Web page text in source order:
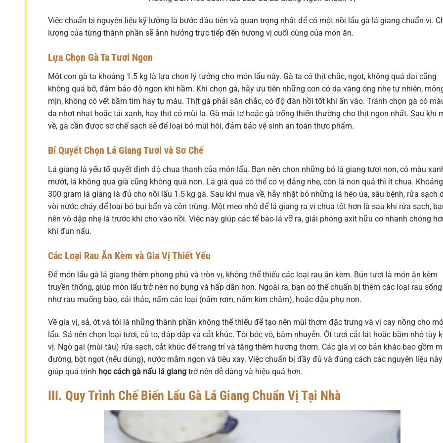
Việc chuẩn bị nguyên liệu kỹ lưỡng là bước đầu tiên và quan trọng nhất để có một nồi lẩu gà lá giang chuẩn vị.
lượng của từng thành phần sẽ ảnh hưởng trực tiếp đến hương vị cuối cùng của món ăn.
Lựa Chọn Gà Ta Tươi Ngon
Một con gà ta khoảng 1.5 kg là lựa chọn lý tưởng cho món lẩu này. Gà ta có thịt chắc, ngọt, không quá dai cũng
không quá bở, đảm bảo độ ngon khi hầm. Khi chọn gà, hãy ưu tiên những con có da vàng óng nhẹ tự nhiên,
mịn, không có vết bầm tím hay tụ máu. Thịt gà phải săn chắc, có độ đàn hồi tốt khi ấn vào. Tránh chọn gà có
da nhợt nhạt hoặc tái xanh, hay thịt có mùi lạ. Gà mái tơ hoặc gà trống thiến thường cho thịt ngon nhất. Sau khi
về, gà cần được sơ chế sạch sẽ để loại bỏ mùi hôi, đảm bảo vệ sinh an toàn thực phẩm.
Bí Quyết Chọn Lá Giang Tươi và Sơ Chế
Lá giang là yếu tố quyết định độ chua thanh của món lẩu. Bạn nên chọn những bó lá giang tươi non, có màu
mướt, lá không quá già cũng không quá non. Lá già quá có thể có vị đắng nhẹ, còn lá non quá thì ít chua. Khoảng
300 gram lá giang là đủ cho nồi lẩu 1.5 kg gà. Sau khi mua về, hãy nhặt bỏ những lá héo úa, sâu bệnh, rửa sạch
vòi nước chảy để loại bỏ bụi bẩn và côn trùng. Một mẹo nhỏ để lá giang ra vị chua tốt hơn là sau khi rửa sạch,
nên vò dập nhẹ lá trước khi cho vào nồi. Việc này giúp các tế bào lá vỡ ra, giải phóng axit hữu cơ nhanh chóng
khi đun nấu.
Các Loại Rau Ăn Kèm và Gia Vị Thiết Yếu
Để món lẩu gà lá giang thêm phong phú và tròn vị, không thể thiếu các loại rau ăn kèm. Bún tươi là món ăn kèm
truyền thống, giúp món lẩu trở nên no bụng và hấp dẫn hơn. Ngoài ra, bạn có thể chuẩn bị thêm các loại rau sống
như rau muống bào, cải thảo, nấm các loại (nấm rơm, nấm kim châm), hoặc đậu phụ non.
Về gia vị, sả, ớt và tỏi là những thành phần không thể thiếu để tạo nên mùi thơm đặc trưng và vị cay nồng cho
lẩu. Sả nên chọn loại tươi, củ to, đập dập và cắt khúc. Tỏi bóc vỏ, băm nhuyễn. Ớt tươi cắt lát hoặc băm nhỏ tùy
vị. Ngò gai (mùi tàu) rửa sạch, cắt khúc để trang trí và tăng thêm hương thơm. Các gia vị cơ bản khác bao gồm
đường, bột ngọt (nếu dùng), nước mắm ngon và tiêu xay. Việc chuẩn bị đầy đủ và đúng cách các nguyên liệu
giúp quá trình học cách gà nấu lá giang trở nên dễ dàng và hiệu quả hơn.
III. Quy Trình Chế Biến Lẩu Gà Lá Giang Chuẩn Vị Tại Nhà